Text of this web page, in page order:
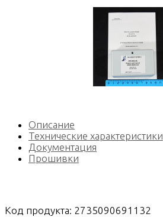
Описание
Технические характеристики
Документация
Прошивки
Код продукта: 2735090691132